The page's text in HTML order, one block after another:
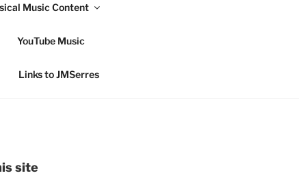
Music Content
YouTube Music
Links to JMSerres
site